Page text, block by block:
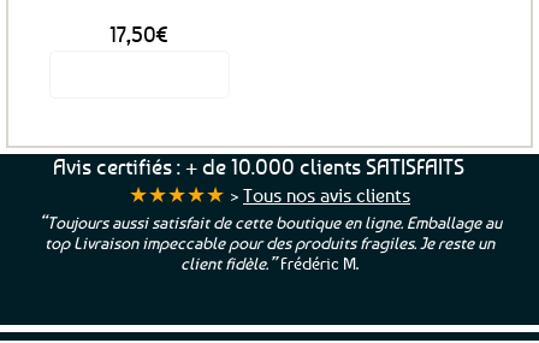
17,50€
Avis certifiés : + de 10.000 clients SATISFAITS
★★★★★ > Tous nos avis clients
“Une boutique que je recommande pour leur sérieux, des bons
et beaux produits et une équipe à l’écoute :-)”Patricia M.